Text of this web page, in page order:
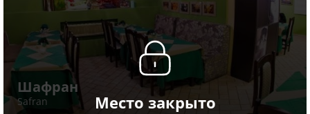
Место закрыто
Шафран
Safran